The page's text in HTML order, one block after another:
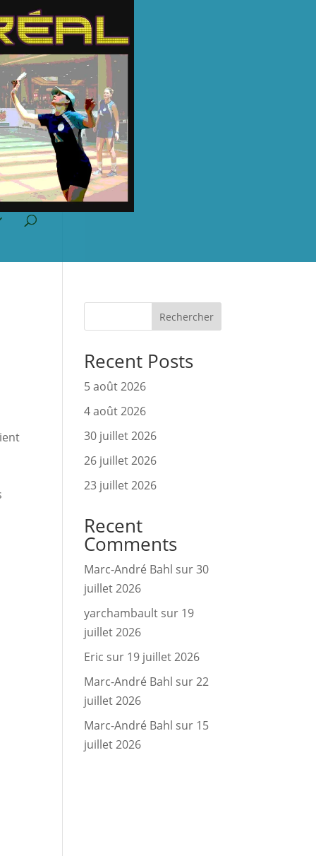
Rechercher
Recent Posts
5 août 2026
4 août 2026
30 juillet 2026
26 juillet 2026
23 juillet 2026
Recent
Comments
Marc-André Bahl sur30
juillet 2026
yarchambault sur 19
juillet 2026
Eric sur 19 juillet 2026
Marc-André Bahl sur22
juillet 2026
Marc-André Bahl sur 15
juillet 2026